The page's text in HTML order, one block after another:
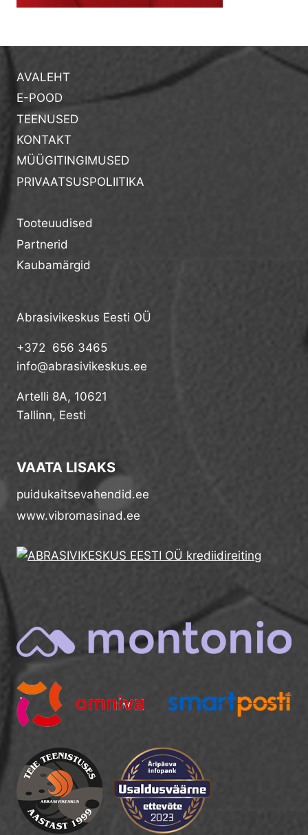
AVALEHT
E-POOD
TEENUSED
KONTAKT
MÜÜGITINGIMUSED
PRIVAATSUSPOLIITIKA
Tooteuudised
Partnerid
Kaubamärgid
Abrasivikeskus Eesti OÜ
+372 656 3465
info@abrasivikeskus.ee
Artelli 8A, 10621
Tallinn, Eesti
VAATA LISAKS
puidukaitsevahendid.ee
www.vibromasinad.ee